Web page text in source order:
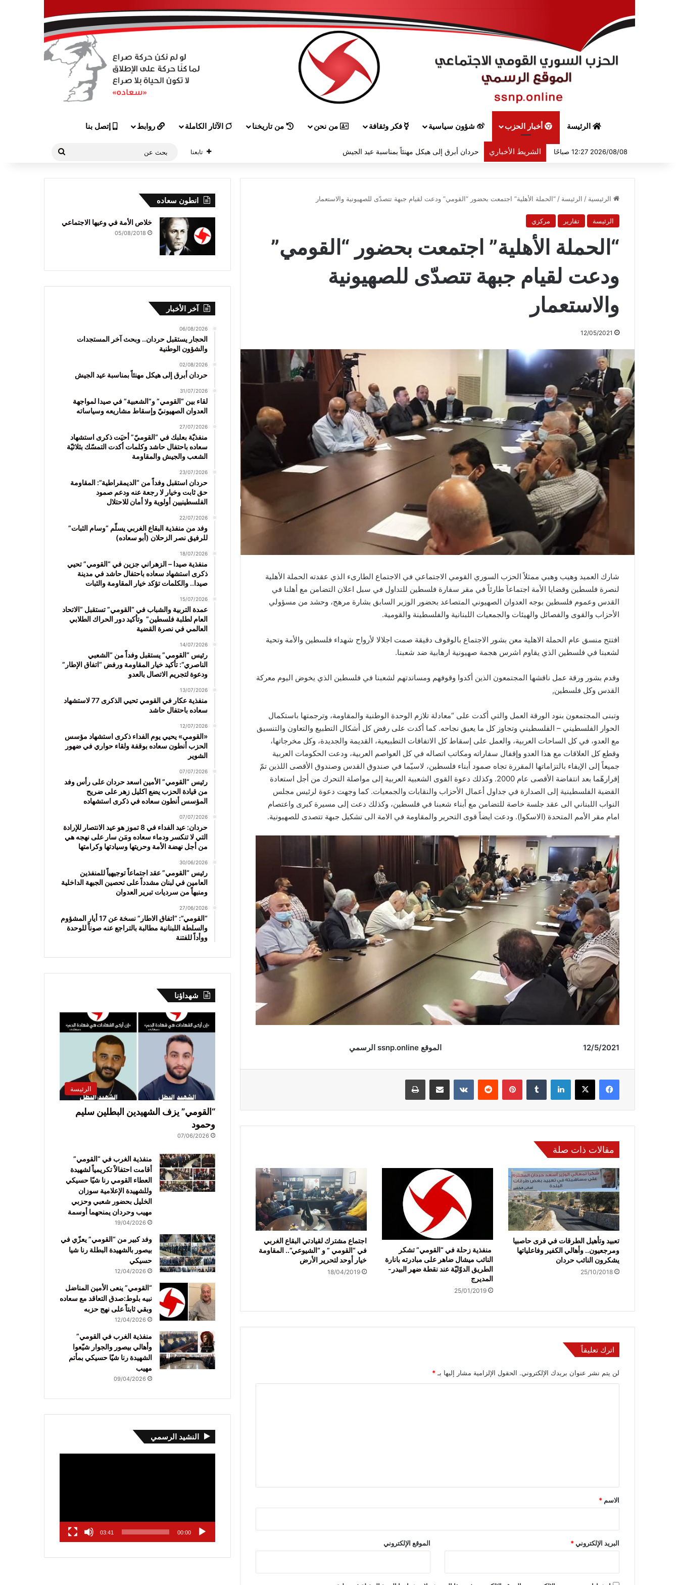
الرئيسة أخبار الحزب شؤون سياسية فكر وثقافة من نحن من تاريخنا الآثار الكاملة روابط إتصل بنا
2026/08/08 12:27 صباحًا الشريط الأخباري حردان أبرق إلى هيكل مهنئاً بمناسبة عيد الجيش تابعنا
الرئيسية / الرئيسة / “الحملة الأهلية” اجتمعت بحضور “القومي” ودعت لقيام جبهة تتصدّى للصهيونية والاستعمار
الرئيسة تقارير مركزي
“الحملة الأهلية” اجتمعت بحضور “القومي”
ودعت لقيام جبهة تتصدّى للصهيونية
والاستعمار
12/05/2021
شارك العميد وهيب وهبي ممثلاً الحزب السوري القومي الاجتماعي في الاجتماع الطارىء الذي عقدته الحملة الأهلية
لنصرة فلسطين وقضايا الأمة اجتماعاَ طارئاً في مقر سفارة فلسطين للتداول في سبل اعلان التضامن مع أهلنا في
القدس وعموم فلسطين بوجه العدوان الصهيوني المتصاعد بحضور الوزير السابق بشارة مرهج، وحشد من مسؤولي
الأحزاب والقوى والفصائل والهيئات والجمعيات اللبنانية والفلسطينة والقومية.
افتتح منسق عام الحملة الاهلية معن بشور الاجتماع بالوقوف دقيقة صمت اجلالا لأرواح شهداء فلسطين والأمة وتحية
لشعبنا في فلسطين الذي يقاوم اشرس هجمة صهيونية ارهابية ضد شعبنا.
وقدم بشور ورقة عمل ناقشها المجتمعون الذين أكدوا وقوفهم ومساندتهم لشعبنا في فلسطين الذي يخوض اليوم معركة
القدس وكل فلسطين,
وتبنى المجتمعون بنود الورقة العمل والتي أكدت على “معادلة تلازم الوحدة الوطنية والمقاومة، وترجمتها باستكمال
الحوار الفلسطيني – الفلسطيني وتجاوز كل ما يعيق نجاحه. كما أكدت على رفض كل أشكال التطبيع والتعاون والتنسيق
مع العدو، في كل الساحات العربية، والعمل على إسقاط كل الاتفاقات التطبيعية، القديمة والجديدة، وكل مخرجاتها،
وقطع كل العلاقات مع هذا العدو وإقفال سفاراته ومكاتب اتصاله في كل العواصم العربية، ودعت الحكومات العربية
جميعاً إلى الإيفاء بالتزاماتها المقررة تجاه صمود أبناء فلسطين، لاسيّما في صندوق القدس وصندوق الأقصى اللذين تمّ
إقرارهّما بعد انتفاضة الأقصى عام 2000. وكذلك دعوة القوى الشعبية العربية إلى مواصلة التحرك من أجل استعادة
القضية الفلسطينية إلى الصدارة في جداول أعمال الأحزاب والنقابات والجمعيات. كما وجهت دعوة لرئيس مجلس
النواب اللبناني الى عقد جلسة خاصة للتضامن مع أبناء شعبنا في فلسطين، وكذلك دعت إلى مسيرة كبرى واعتصام
امام مقر الأمم المتحدة (الاسكوا). ودعت ايضاً قوى التحرير والمقاومة في الامة الى تشكيل جبهة تتصدى للصهيونية.
12/5/2021 الموقع ssnp.online الرسمي
فيسبوك لينكدإن بينتيريست
مقالات ذات صلة
تعبيد وتأهيل الطرقات في قرى حاصبيا
ومرجعيون.. وأهالي الكفير وفاعلياتها
يشكرون النائب حردان
25/10/2018
منفذية زحلة في “القومي” تشكر
النائب ميشال ضاهر على مبادرته بانارة
الطريق الدوّليّة عند نقطة ضهر البيدر-
المديرج
25/01/2019
اجتماع مشترك لقيادتي البقاع الغربي
في “القومي ” و “الشيوعي”.. المقاومة
خيار أوحد لتحرير الأرض
18/04/2019
اترك تعليقاً
لن يتم نشر عنوان بريدك الإلكتروني. الحقول الإلزامية مشار إليها بـ *
*
الاسم *
البريد الإلكتروني* الموقع الإلكتروني
انطون سعاده
خلاص الأمة في وعيها الاجتماعي
05/08/2018
آخر الأخبار
06/08/2026
الحجار يستقبل حردان.. وبحث آخر المستجدات
والشؤون الوطنية
02/08/2026
حردان أبرق إلى هيكل مهنئاً بمناسبة عيد الجيش
31/07/2026
لقاء بين “القومي” و”الشعبية” في صيدا لمواجهة
العدوان الصهيونيّ وإسقاط مشاريعه وسياساته
27/07/2026
منفذيّة بعلبك في “القوميّ” أحيَت ذكرى استشهاد
سعاده باحتفال حاشد وكلمات أكدت التمسّك بثلاثيّة
الشعب والجيش والمقاومة
23/07/2026
حردان استقبل وفداً من “الديمقراطية”: المقاومة
حق ثابت وخيار لا رجعة عنه ودعم صمود
الفلسطينيين أولوية ولا أمان للاحتلال
22/07/2026
وفد من منفذية البقاع الغربي يسلّم “وسام الثبات”
للرفيق نصر الزحلان (أبو سعاده)
18/07/2026
منفذية صيدا – الزهراني جزين في “القومي” تحيي
ذكرى استشهاد سعاده باحتفال حاشد في مدينة
صيدا.. والكلمات تؤكد خيار المقاومة والثبات
15/07/2026
عمدة التربية والشباب في “القومي” تستقبل “الاتحاد
العام لطلبة فلسطين” وتأكيد دور الحراك الطلابي
العالمي في نصرة القضية
14/07/2026
رئيس “القومي” يستقبل وفداً من “الشعبي
الناصري”: تأكيد خيار المقاومة ورفض “اتفاق الإطار”
ودعوة لتجريم الاتصال بالعدو
13/07/2026
منفذية عكار في القومي تحيي الذكرى 77 لاستشهاد
سعاده باحتفال حاشد
12/07/2026
«القومي» يحيي يوم الفداء ذكرى استشهاد مؤسس
الحزب أنطون سعاده بوقفة ولقاء حواري في ضهور
الشوير
07/07/2026
رئيس “القومي” الأمين اسعد حردان على رأس وفد
من قيادة الحزب يضع اكليل زهر على ضريح
المؤسس أنطون سعاده في ذكرى استشهاده
07/07/2026
حردان: عيد الفداء في 8 تموز هو عيد الانتصار للإرادة
التي لا تنكسر ودماء سعاده ومَن سار على نهجه هي
من أجل نهضة الأمة وحريتها وسيادتها وكرامتها
30/06/2026
رئيس “القومي” عقد اجتماعاً توجيهياً للمنفذين
العامين في لبنان مشدداً على تحصين الجبهة الداخلية
ومنبهاً من سرديات تبرير العدوان
27/06/2026
“القومي”: “اتفاق الاطار” نسخة عن 17 أيار المشؤوم
والسلطة اللبنانية مطالبة بالتراجع عنه صوناً للوحدة
ووأداً للفتنة
شهداؤنا
الرئيسة
“القومي” يزف الشهيدين البطلين سليم
وحمود
07/06/2026
منفذية الغرب في “القومي”
أقامت احتفالاً تكريمياً لشهيدة
العطاء القومي رنا شيّا حسيكي
وللشهيدة الإعلامية سوزان
الخليل بحضور شعبي وحزبي
مهيب وحردان يمنحهما أوسمة
19/04/2026
وفد كبير من “القومي” يعزّي في
بيصور بالشهيدة البطلة رنا شيا
حسيكي
12/04/2026
“القومي” ينعى الأمين المناضل
نبيه بلوط:صدق التعاقد مع سعاده
وبقي ثابتاً على نهج حزبه
12/04/2026
منفذية الغرب في القومي”
وأهالي بيصور والجوار شيّعوا
الشهيدة رنا شيّا حسيكي بمأتم
مهيب
09/04/2026
النشيد الرسمي
00:00
03:41